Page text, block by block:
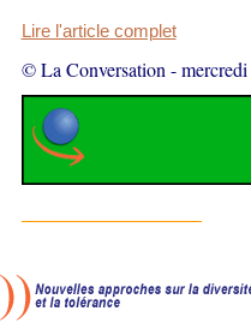
Lire l'article complet
© La Conversation -